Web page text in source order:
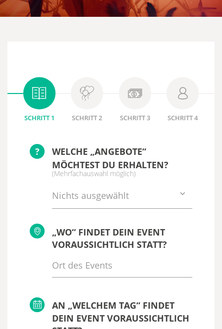
SCHRITT 1 SCHRITT 2 SCHRITT 3 SCHRITT 4
?
WELCHE „ANGEBOTE“
MÖCHTEST DU ERHALTEN?
(Mehrfachauswahl möglich)
Nichts ausgewählt
„WO“ FINDET DEIN EVENT
VORAUSSICHTLICH STATT?
AN „WELCHEM TAG“ FINDET
DEIN EVENT VORAUSSICHTLICH